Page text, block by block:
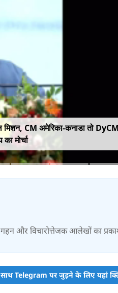
मिशन, CM अमेरिका-कनाडा तो DyCM
मोर्चा
और विचारोत्तेजक आलेखों का
साथ Telegram पर जुड़ने के लिए यहां